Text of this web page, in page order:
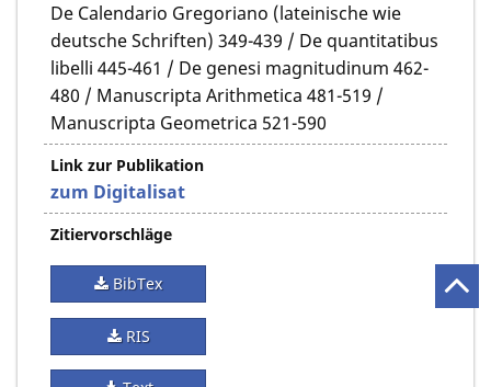
De Calendario Gregoriano (lateinische wie
deutsche Schriften) 349-439 / De quantitatibus
libelli 445-461 / De genesi magnitudinum 462-
480 / Manuscripta Arithmetica 481-519 /
Manuscripta Geometrica 521-590
Link zur Publikation
zum Digitalisat
Zitiervorschläge
BibTex
RIS